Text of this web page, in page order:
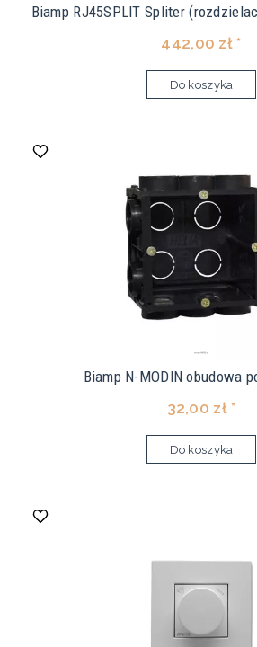
Biamp RJ45SPLIT Spliter
442,00 zł *
Do koszyka
Biamp N-MODIN obudowa
32,00 zł *
Do koszyka